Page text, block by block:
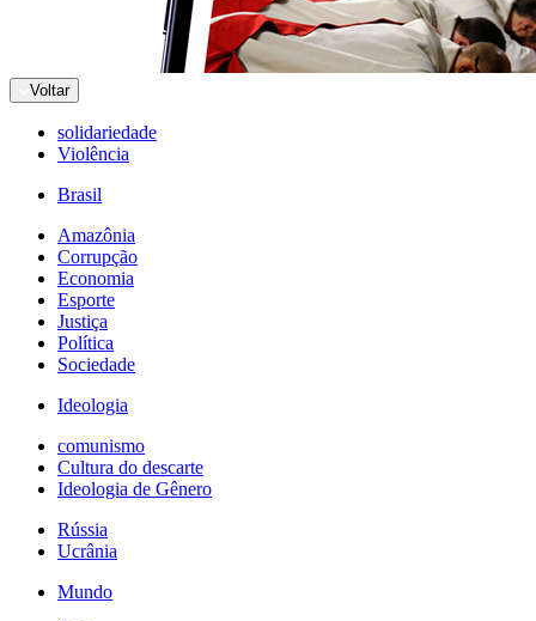
Voltar
solidariedade
Violência
Brasil
Amazônia
Corrupção
Economia
Esporte
Justiça
Política
Sociedade
Ideologia
comunismo
Cultura do descarte
Ideologia de Gênero
Rússia
Ucrânia
Mundo